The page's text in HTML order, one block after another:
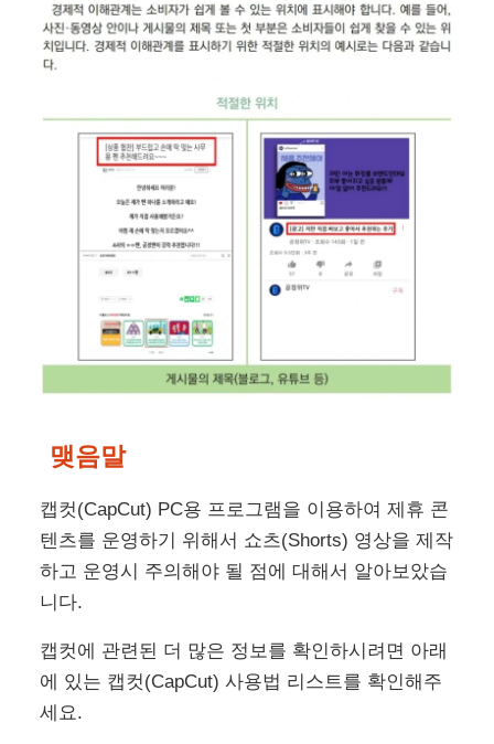
맺음말
캡컷(CapCut) PC용 프로그램을 이용하여 제휴 콘
텐츠를 운영하기 위해서 쇼츠(Shorts) 영상을 제작
하고 운영시 주의해야 될 점에 대해서 알아보았습
니다.
캡컷에 관련된 더 많은 정보를 확인하시려면 아래
에 있는 캡컷(CapCut) 사용법 리스트를 확인해주
세요.